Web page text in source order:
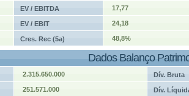
EV / EBITDA 17,77
EV / EBIT 24,18
Cres. Rec (5a) 48,8%
Dados Balanço
2.315.650.000 Dív. Bruta
251.571.000 Dív.